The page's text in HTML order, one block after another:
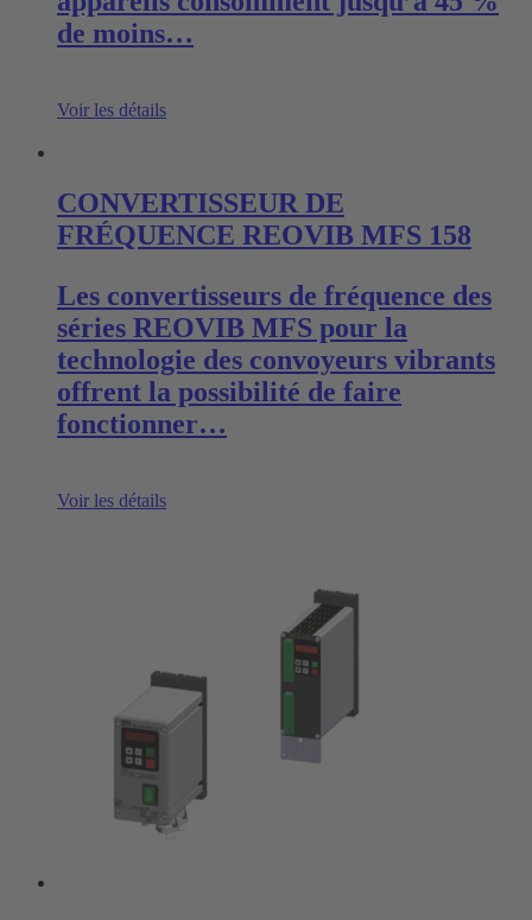
de moins…
Voir les détails
CONVERTISSEUR DE
FRÉQUENCE REOVIB MFS 158
Les convertisseurs de fréquence des
séries REOVIB MFS pour la
technologie des convoyeurs vibrants
offrent la possibilité de faire
fonctionner…
Voir les détails